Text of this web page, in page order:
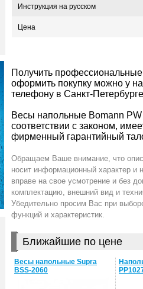
Инструкция на русском
Цена
Получить
оформить покупку можно у
телефону в Санкт-
Весы напольные Bomann
соответствии с законом,
фирменный гарантийный
Обращаем Ваше внимание, что
носит информационный характер и
вправе на свое усмотрение и без
комплектацию, внешний вид и
Убедительно просим Вас при
функций и характеристик.
Ближайшие по цене
Весы напольные Supra
BSS-2060